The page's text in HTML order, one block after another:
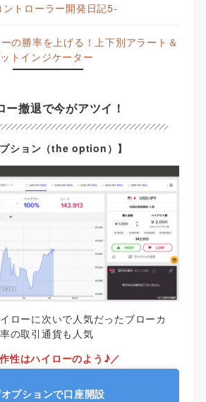
トローラー開発日記5-
の勝率を上げる！上下別アラート＆
トインジケーター
ー撤退で今がアツイ！
プション（the option）】
ローに次いで人気だったブローカ
の取引通貨も人気
性はハイローのよう♪／
プションで口座開設